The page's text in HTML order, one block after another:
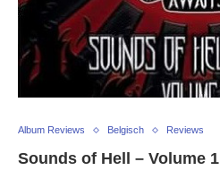
Album Reviews Belgisch Reviews
Sounds of Hell – Volume 1